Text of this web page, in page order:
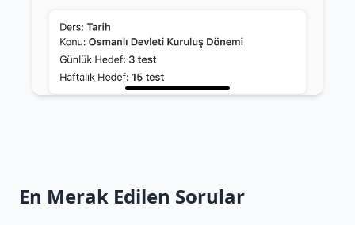
En Merak Edilen Sorular